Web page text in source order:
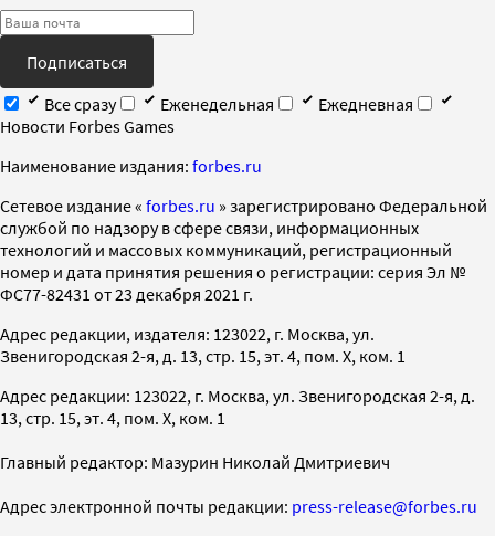
Подписаться
Все сразу
Еженедельная
Ежедневная
Новости Forbes Games
Наименование издания: forbes.ru
Cетевое издание « forbes.ru » зарегистрировано Федеральной
службой по надзору в сфере связи, информационных
технологий и массовых коммуникаций, регистрационный
номер и дата принятия решения о регистрации: серия Эл №
ФС77-82431 от 23 декабря 2021 г.
Адрес редакции, издателя: 123022, г. Москва, ул.
Звенигородская 2-я, д. 13, стр. 15, эт. 4, пом. X, ком. 1
Адрес редакции: 123022, г. Москва, ул. Звенигородская 2-я, д.
13, стр. 15, эт. 4, пом. X, ком. 1
Главный редактор: Мазурин Николай Дмитриевич
Адрес электронной почты редакции: press-release@forbes.ru